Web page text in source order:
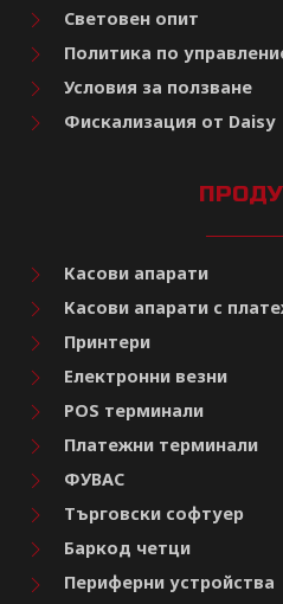
Световен опит
Политика по
Условия за ползване
Фискализация от Daisy
Касови апарати
Касови апарати с
Принтери
Електронни везни
POS терминали
Платежни терминали
ФУВАС
Търговски софтуер
Баркод четци
Периферни устройства